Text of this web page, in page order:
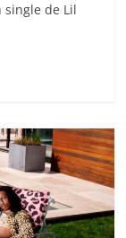
single de Lil